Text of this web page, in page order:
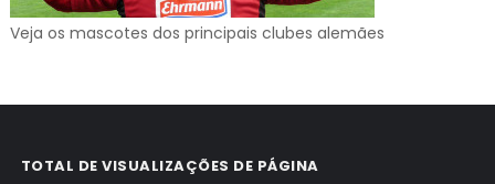
Veja os mascotes dos principais clubes alemães
TOTAL DE VISUALIZAÇÕES DE PÁGINA